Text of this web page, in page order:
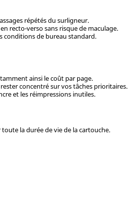
répétés du surligneur.
recto-verso sans risque de maculage.
conditions de bureau standard.
ainsi le coût par page.
concentré sur vos tâches prioritaires.
et les réimpressions inutiles.
la durée de vie de la cartouche.